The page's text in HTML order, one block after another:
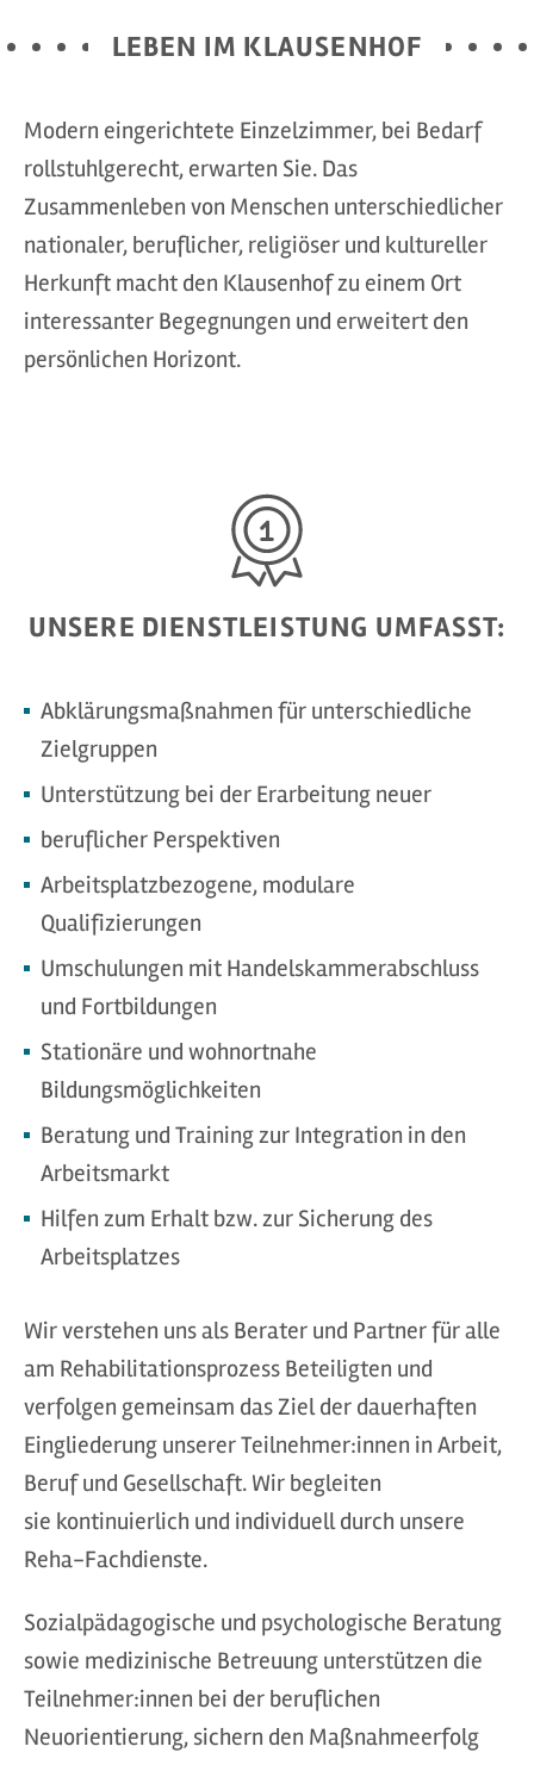
LEBEN IM KLAUSENHOF
Modern eingerichtete Einzelzimmer, bei Bedarf
rollstuhlgerecht, erwarten Sie. Das
Zusammenleben von Menschen unterschiedlicher
nationaler, beruflicher, religiöser und kultureller
Herkunft macht den Klausenhof zu einem Ort
interessanter Begegnungen und erweitert den
persönlichen Horizont.
UNSERE DIENSTLEISTUNG UMFASST:
Abklärungsmaßnahmen für unterschiedliche
Zielgruppen
Unterstützung bei der Erarbeitung neuer
beruflicher Perspektiven
Arbeitsplatzbezogene, modulare
Qualifizierungen
Umschulungen mit Handelskammerabschluss
und Fortbildungen
Stationäre und wohnortnahe
Bildungsmöglichkeiten
Beratung und Training zur Integration in den
Arbeitsmarkt
Hilfen zum Erhalt bzw. zur Sicherung des
Arbeitsplatzes
Wir verstehen uns als Berater und Partner für alle
am Rehabilitationsprozess Beteiligten und
verfolgen gemeinsam das Ziel der dauerhaften
Eingliederung unserer Teilnehmer:innen in Arbeit,
Beruf und Gesellschaft. Wir begleiten
sie kontinuierlich und individuell durch unsere
Reha-Fachdienste.
Sozialpädagogische und psychologische Beratung
sowie medizinische Betreuung unterstützen die
Teilnehmer:innen bei der beruflichen
Neuorientierung, sichern den Maßnahmeerfolg